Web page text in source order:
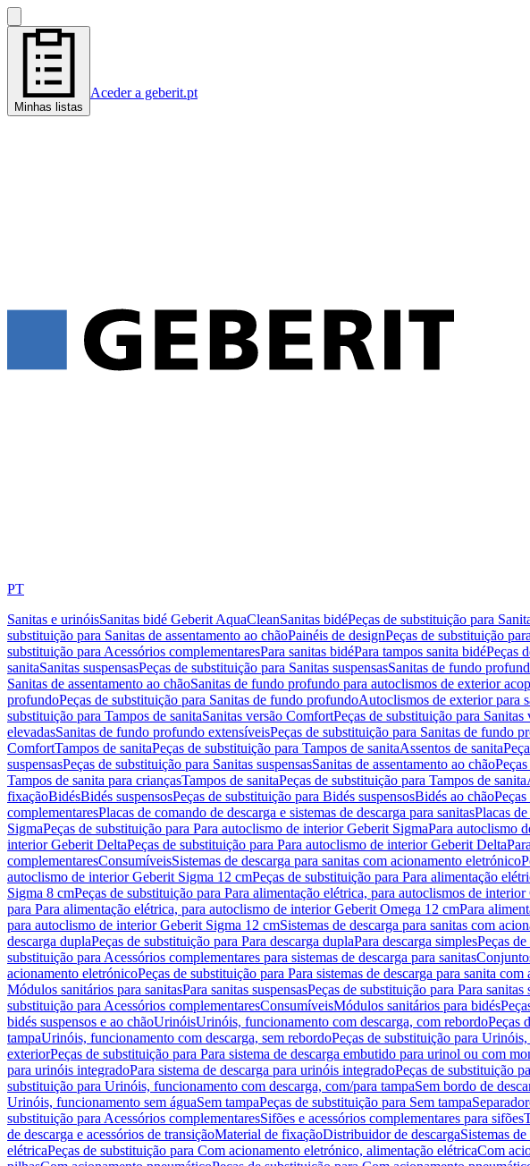
Minhas listas
Aceder a geberit.pt
PT
Sanitas e urinóisSanitas bidé Geberit AquaCleanSanitas bidéPeças de substituição para
substituição para Sanitas de assentamento ao chãoPainéis de designPeças de substituição
substituição para Acessórios complementaresPara sanitas bidéPara tampos sanita bidéPeças
sanitaSanitas suspensasPeças de substituição para Sanitas suspensasSanitas de fundo
Sanitas de assentamento ao chãoSanitas de fundo profundo para autoclismos de exterior
profundoPeças de substituição para Sanitas de fundo profundoAutoclismos de exterior para
substituição para Tampos de sanitaSanitas versão ComfortPeças de substituição para
elevadasSanitas de fundo profundo extensíveisPeças de substituição para Sanitas de fundo
ComfortTampos de sanitaPeças de substituição para Tampos de sanitaAssentos de sanita
suspensasPeças de substituição para Sanitas suspensasSanitas de assentamento ao chão
Tampos de sanita para criançasTampos de sanitaPeças de substituição para Tampos de sanita
fixaçãoBidésBidés suspensosPeças de substituição para Bidés suspensosBidés ao chão
complementaresPlacas de comando de descarga e sistemas de descarga para sanitasPlacas
SigmaPeças de substituição para Para autoclismo de interior Geberit SigmaPara autoclismo
interior Geberit DeltaPeças de substituição para Para autoclismo de interior Geberit Delta
complementaresConsumíveisSistemas de descarga para sanitas com acionamento eletrónico
autoclismo de interior Geberit Sigma 12 cmPeças de substituição para Para alimentação
Sigma 8 cmPeças de substituição para Para alimentação elétrica, para autoclismos de
para Para alimentação elétrica, para autoclismo de interior Geberit Omega 12 cmPara
para autoclismo de interior Geberit Sigma 12 cmSistemas de descarga para sanitas com
descarga duplaPeças de substituição para Para descarga duplaPara descarga simplesPeças
substituição para Acessórios complementares para sistemas de descarga para sanitas
acionamento eletrónicoPeças de substituição para Para sistemas de descarga para sanita
Módulos sanitários para sanitasPara sanitas suspensasPeças de substituição para Para sanitas
substituição para Acessórios complementaresConsumíveisMódulos sanitários para bidés
bidés suspensos e ao chãoUrinóisUrinóis, funcionamento com descarga, com rebordoPeças
tampaUrinóis, funcionamento com descarga, sem rebordoPeças de substituição para
exteriorPeças de substituição para Para sistema de descarga embutido para urinol ou com
para urinóis integradoPara sistema de descarga para urinóis integradoPeças de substituição
substituição para Urinóis, funcionamento com descarga, com/para tampaSem bordo de
Urinóis, funcionamento sem águaSem tampaPeças de substituição para Sem tampa
substituição para Acessórios complementaresSifões e acessórios complementares para sifões
de descarga e acessórios de transiçãoMaterial de fixaçãoDistribuidor de descargaSistemas
elétricaPeças de substituição para Com acionamento eletrónico, alimentação elétricaCom